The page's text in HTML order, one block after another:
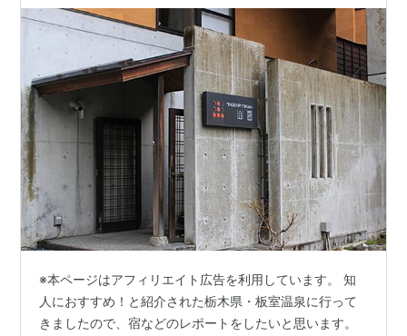
※本ページはアフィリエイト広告を利用しています。 知
人におすすめ！と紹介された栃木県・板室温泉に行って
きましたので、宿などのレポートをしたいと思います。